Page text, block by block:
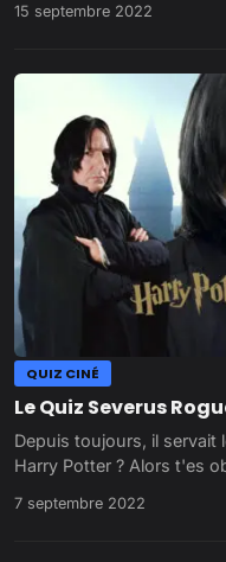
15 septembre 2022
QUIZ CINÉ
Le Quiz Severus
Depuis toujours, il servait
Harry Potter ? Alors t'es
7 septembre 2022